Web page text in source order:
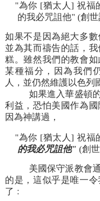
"為你 [猶太人] 祝福
的我必咒詛他" (創世
如果不是因為絕大多數
並為其而禱告的話，
糕。雖然我們的教會
某種福分，因為我們
人，並仍然維護以色列
如果進入華盛頓
利益，恐怕美國作為
因為神講過，
"為你 [猶太人] 祝福
的我必咒詛他" (創世
美國保守派教會
的是，這似乎是唯一
了﹕